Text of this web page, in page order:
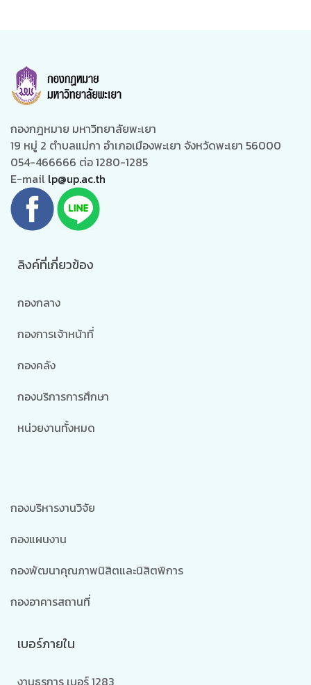
กองกฎหมาย มหาวิทยาลัยพะเยา
19 หมู่ 2 ตำบลแม่กา อำเภอเมืองพะเยา จังหวัดพะเยา 56000
054-466666 ต่อ 1280-1285
E-mail lp@up.ac.th
ลิงค์ที่เกี่ยวข้อง
กองกลาง
กองการเจ้าหน้าที่
กองคลัง
กองบริการการศึกษา
หน่วยงานทั้งหมด
กองบริหารงานวิจัย
กองแผนงาน
กองพัฒนาคุณภาพนิสิตและนิสิตพิการ
กองอาคารสถานที่
เบอร์ภายใน
งานธุรการ เบอร์ 1283